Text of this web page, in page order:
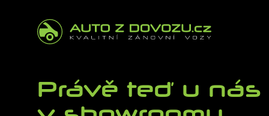
Právě teď u nás